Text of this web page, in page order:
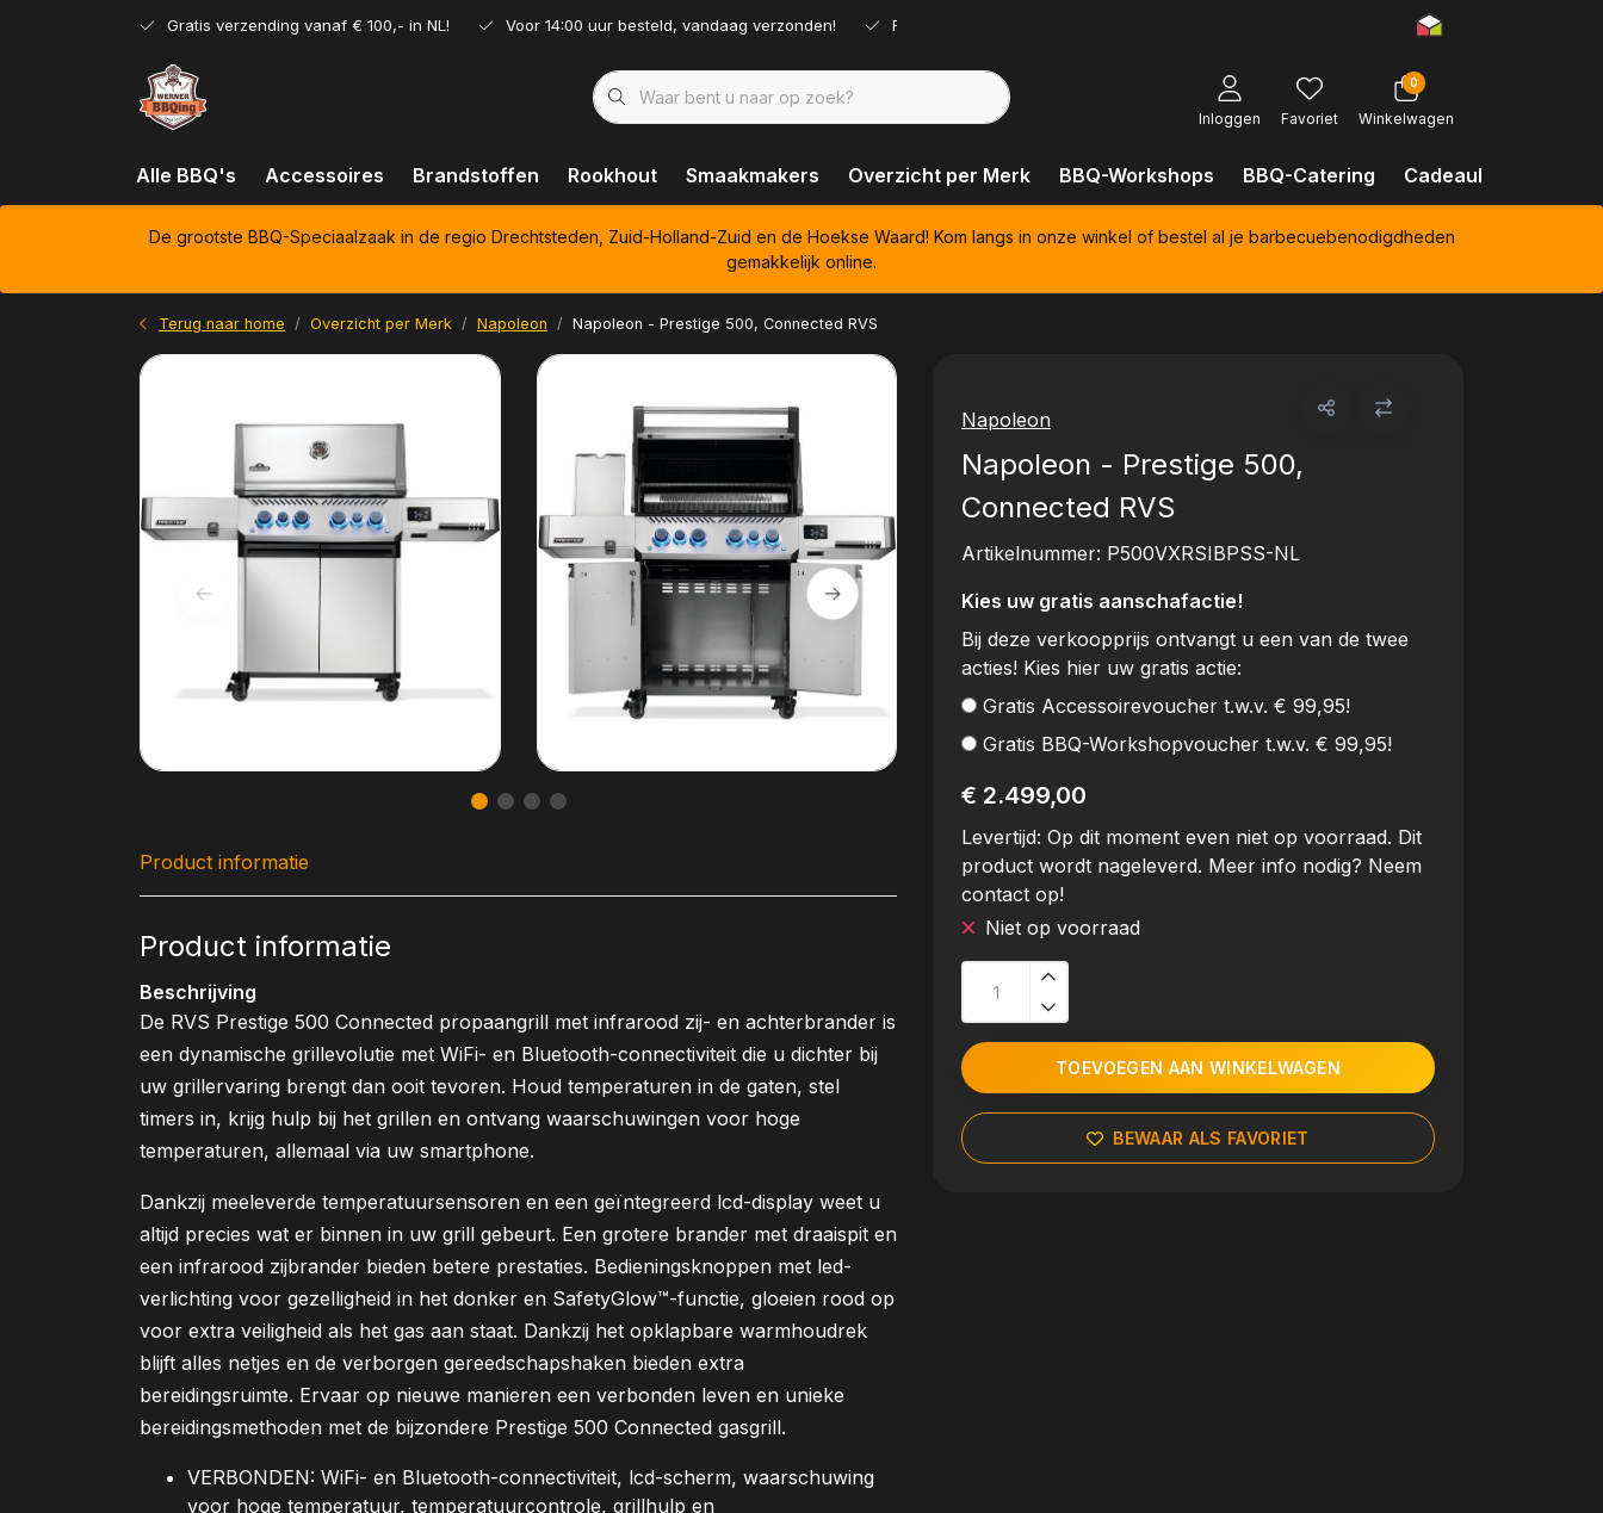
Gratis verzending vanaf € 100,- in NL! Voor 14:00 uur besteld, vandaag verzonden! Ruim assortiment!
Inloggen Favoriet
0
Winkelwagen
Alle BBQ's Accessoires Brandstoffen Rookhout Smaakmakers Overzicht per Merk BBQ-Workshops BBQ-Catering Cadeaubonnen
De grootste BBQ-Speciaalzaak in de regio Drechtsteden, Zuid-Holland-Zuid en de Hoekse Waard! Kom langs in onze winkel of bestel al je barbecuebenodigdheden
gemakkelijk online.
Terug naar home Overzicht per Merk Napoleon Napoleon - Prestige 500, Connected RVS
Napoleon
Napoleon - Prestige 500,
Connected RVS
Artikelnummer: P500VXRSIBPSS-NL
Kies uw gratis aanschafactie!
Bij deze verkoopprijs ontvangt u een van de twee
acties! Kies hier uw gratis actie:
Gratis Accessoirevoucher t.w.v. € 99,95!
Gratis BBQ-Workshopvoucher t.w.v. € 99,95!
€ 2.499,00
Levertijd: Op dit moment even niet op voorraad. Dit
product wordt nageleverd. Meer info nodig? Neem
contact op!
Niet op voorraad
TOEVOEGEN AAN WINKELWAGEN
BEWAAR ALS FAVORIET
Product informatie
Product informatie
Beschrijving
De RVS Prestige 500 Connected propaangrill met infrarood zij- en achterbrander is
een dynamische grillevolutie met WiFi- en Bluetooth-connectiviteit die u dichter bij
uw grillervaring brengt dan ooit tevoren. Houd temperaturen in de gaten, stel
timers in, krijg hulp bij het grillen en ontvang waarschuwingen voor hoge
temperaturen, allemaal via uw smartphone.
Dankzij meeleverde temperatuursensoren en een geïntegreerd lcd-display weet u
altijd precies wat er binnen in uw grill gebeurt. Een grotere brander met draaispit en
een infrarood zijbrander bieden betere prestaties. Bedieningsknoppen met led-
verlichting voor gezelligheid in het donker en SafetyGlow™-functie, gloeien rood op
voor extra veiligheid als het gas aan staat. Dankzij het opklapbare warmhoudrek
blijft alles netjes en de verborgen gereedschapshaken bieden extra
bereidingsruimte. Ervaar op nieuwe manieren een verbonden leven en unieke
bereidingsmethoden met de bijzondere Prestige 500 Connected gasgrill.
VERBONDEN: WiFi- en Bluetooth-connectiviteit, lcd-scherm, waarschuwing
voor hoge temperatuur, temperatuurcontrole, grillhulp en